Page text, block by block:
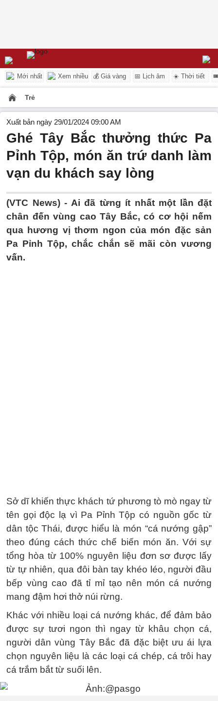
Mới nhất Xem nhiều 💰 Giá vàng 📅 Lịch âm ☀️ Thời tiết
Trẻ
Xuất bản ngày 29/01/2024 09:00 AM
Ghé Tây Bắc thưởng thức Pa
Pỉnh Tộp, món ăn trứ danh làm
vạn du khách say lòng
(VTC News) - Ai đã từng ít nhất một lần đặt
chân đến vùng cao Tây Bắc, có cơ hội nếm
qua hương vị thơm ngon của món đặc sản
Pa Pỉnh Tộp, chắc chắn sẽ mãi còn vương
vấn.
Sở dĩ khiến thực khách tứ phương tò mò ngay từ
tên gọi độc lạ vì Pa Pỉnh Tộp có nguồn gốc từ
dân tộc Thái, được hiểu là món “cá nướng gập”
theo đúng cách thức chế biến món ăn. Với sự
tổng hòa từ 100% nguyên liệu đơn sơ được lấy
từ tự nhiên, qua đôi bàn tay khéo léo, người đầu
bếp vùng cao đã tỉ mỉ tạo nên món cá nướng
mang đậm hơi thở núi rừng.
Khác với nhiều loại cá nướng khác, để đảm bảo
được sự tươi ngon thì ngay từ khâu chọn cá,
người dân vùng Tây Bắc đã đặc biệt ưu ái lựa
chọn nguyên liệu là các loại cá chép, cá trôi hay
cá trắm bắt từ suối lên.